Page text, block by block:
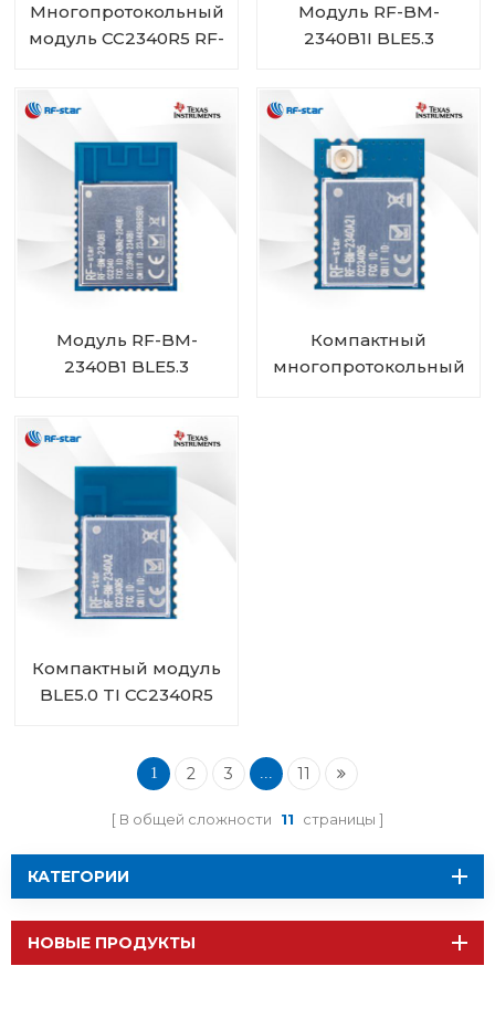
Многопротокольный
модуль CC2340R5 RF-
Модуль RF-BM-
2340B1I BLE5.3
Модуль RF-BM-
2340B1 BLE5.3
Компактный
многопротокольный
Компактный модуль
BLE5.0 TI CC2340R5
1 2 3 ... 11
В общей сложности 11 страницы
КАТЕГОРИИ
НОВЫЕ ПРОДУКТЫ